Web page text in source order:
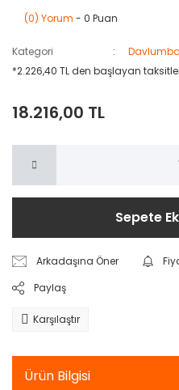
(0) Yorum - 0 Puan
Kategori
*2.226,40 TL den başlayan
18.216,00 TL
Sepete
Arkadaşına Öner
Paylaş
Karşılaştır
Ürün Bilgisi